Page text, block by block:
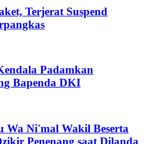
Terjerat Suspend
Padamkan
Bapenda DKI
Wa Ni'mal Wakil Beserta
Penenang saat Dilanda